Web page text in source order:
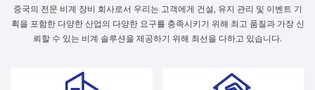
중국의 전문 비계 장비 회사로서 우리는 고객에게 건설, 유지 관리 및 이벤트 기
획을 포함한 다양한 산업의 다양한 요구를 충족시키기 위해 최고 품질과 가장 신
뢰할 수 있는 비계 솔루션을 제공하기 위해 최선을 다하고 있습니다.